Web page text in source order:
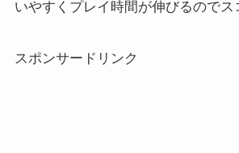
いやすくプレイ時間が伸びるのでス
スポンサードリンク